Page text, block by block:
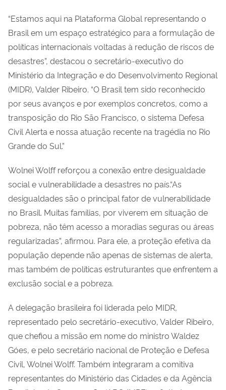
“Estamos aqui na Plataforma Global representando o
Brasil em um espaço estratégico para a formulação de
políticas internacionais voltadas à redução de riscos de
desastres”, destacou o secretário-executivo do
Ministério da Integração e do Desenvolvimento Regional
(MIDR), Valder Ribeiro. “O Brasil tem sido reconhecido
por seus avanços e por exemplos concretos, como a
transposição do Rio São Francisco, o sistema Defesa
Civil Alerta e nossa atuação recente na tragédia no Rio
Grande do Sul.”
Wolnei Wolff reforçou a conexão entre desigualdade
social e vulnerabilidade a desastres no país.“As
desigualdades são o principal fator de vulnerabilidade
no Brasil. Muitas famílias, por viverem em situação de
pobreza, não têm acesso a moradias seguras ou áreas
regularizadas”, afirmou. Para ele, a proteção efetiva da
população depende não apenas de sistemas de alerta,
mas também de políticas estruturantes que enfrentem a
exclusão social e a pobreza.
A delegação brasileira foi liderada pelo MIDR,
representado pelo secretário-executivo, Valder Ribeiro,
que chefiou a missão em nome do ministro Waldez
Góes, e pelo secretário nacional de Proteção e Defesa
Civil, Wolnei Wolff. Também integraram a comitiva
representantes do Ministério das Cidades e da Agência